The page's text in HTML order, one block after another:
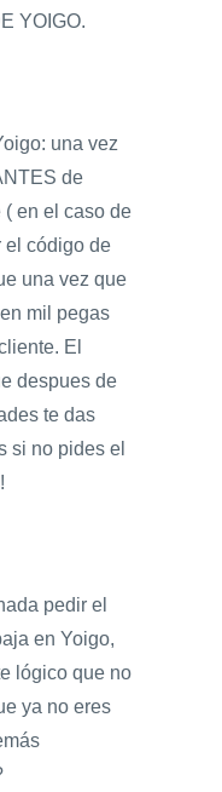
YOIGO.
una vez
de
en el caso de
el código de
una vez que
mil pegas
El
despues de
te das
si no pides el
pedir el
en Yoigo,
lógico que no
ya no eres